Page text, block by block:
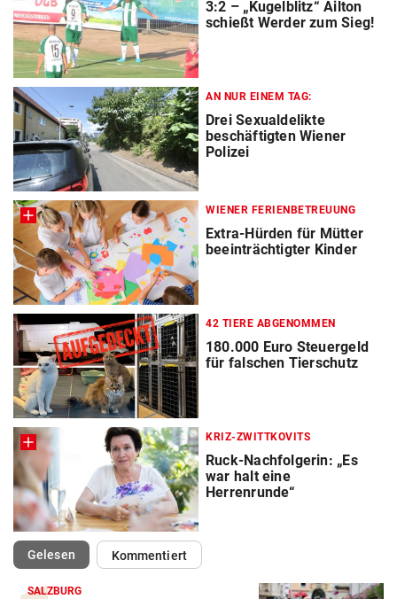
3:2 – „Kugelblitz“ Ailton
schießt Werder zum Sieg!
AN NUR EINEM TAG:
Drei Sexualdelikte
beschäftigten Wiener
Polizei
WIENER FERIENBETREUUNG
Extra-Hürden für Mütter
beeinträchtigter Kinder
42 TIERE ABGENOMMEN
180.000 Euro Steuergeld
für falschen Tierschutz
KRIZ-ZWITTKOVITS
Ruck-Nachfolgerin: „Es
war halt eine
Herrenrunde“
Gelesen(ausgewählt)Kommentiert
SALZBURG